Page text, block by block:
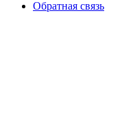
Обратная связь